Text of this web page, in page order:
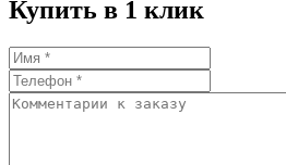
Купить в 1 клик